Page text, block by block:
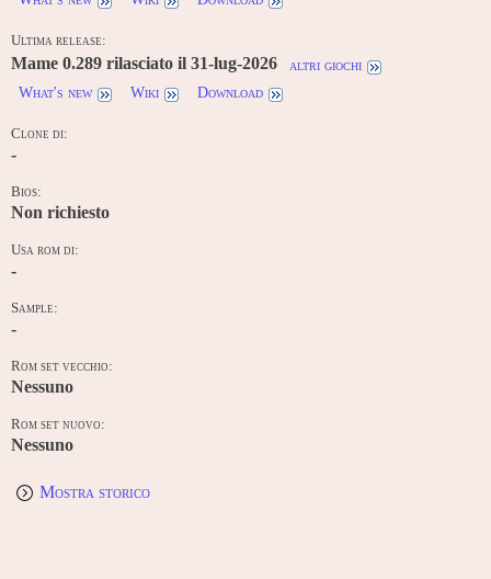
Ultima release:
Mame 0.289 rilasciato il 31-lug-2026
altri giochi
What's new
Wiki Download
Clone di:
-
Bios:
Non richiesto
Usa rom di:
-
Sample:
-
Rom set vecchio:
Nessuno
Rom set nuovo:
Nessuno
Mostra storico